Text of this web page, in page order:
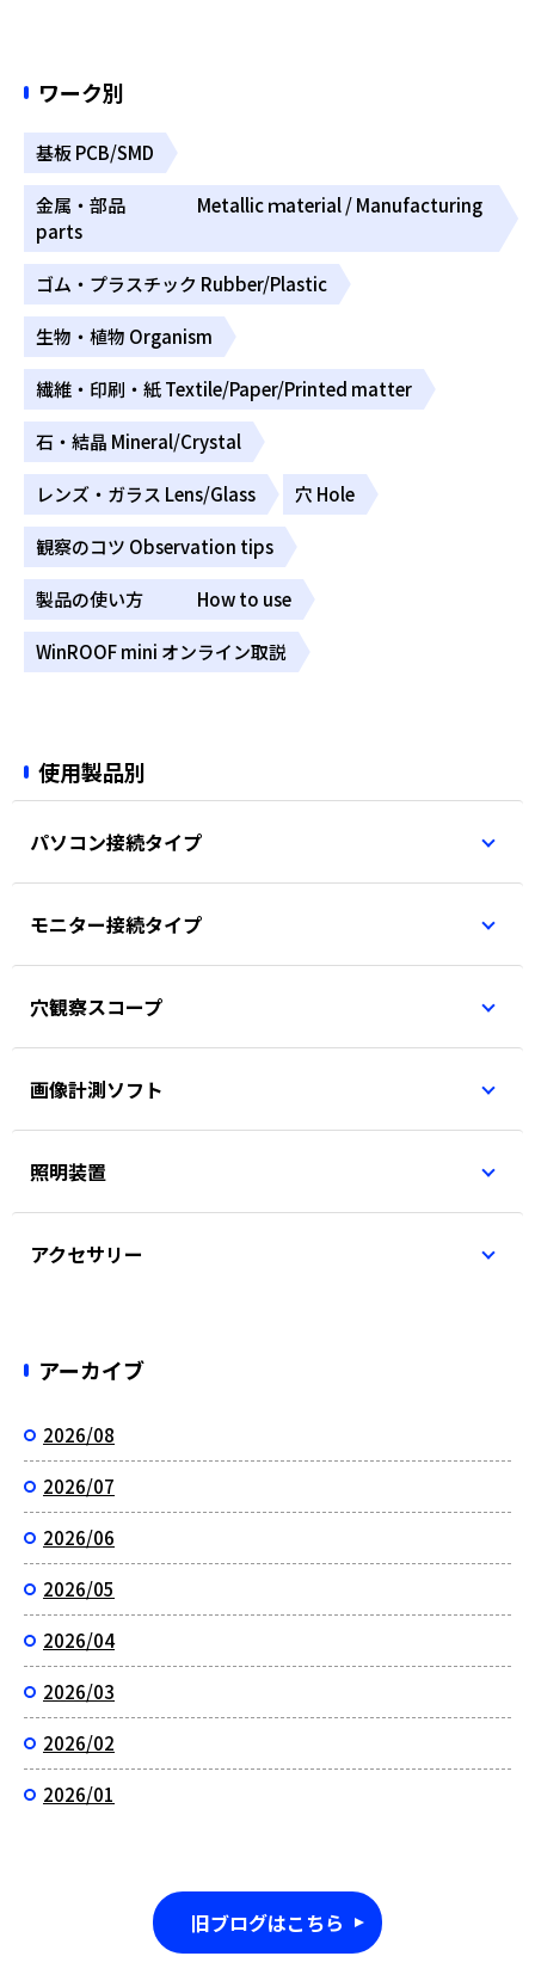
ワーク別
基板 PCB/SMD
金属・部品 Metallic ｍaterial / Manufacturing
parts
ゴム・プラスチック Rubber/Plastic
生物・植物 Organism
繊維・印刷・紙 Textile/Paper/Printed matter
石・結晶 Mineral/Crystal
レンズ・ガラス Lens/Glass 穴 Hole
観察のコツ Observation tips
製品の使い方 How to use
WinROOF mini オンライン取説
使用製品別
パソコン接続タイプ
モニター接続タイプ
穴観察スコープ
画像計測ソフト
照明装置
アクセサリー
アーカイブ
2026/08
2026/07
2026/06
2026/05
2026/04
2026/03
2026/02
2026/01
旧ブログはこちら